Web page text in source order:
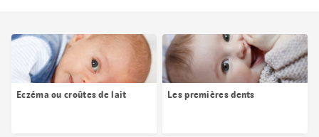
Eczéma ou croûtes de lait Les premières dents